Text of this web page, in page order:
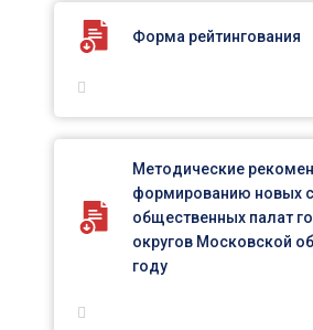
Форма рейтингования
Методические
формированию новых
общественных палат
округов Московской
году